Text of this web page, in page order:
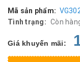
Mã sản phẩm:
Tình trạng: Còn
Giá khuyến mãi: